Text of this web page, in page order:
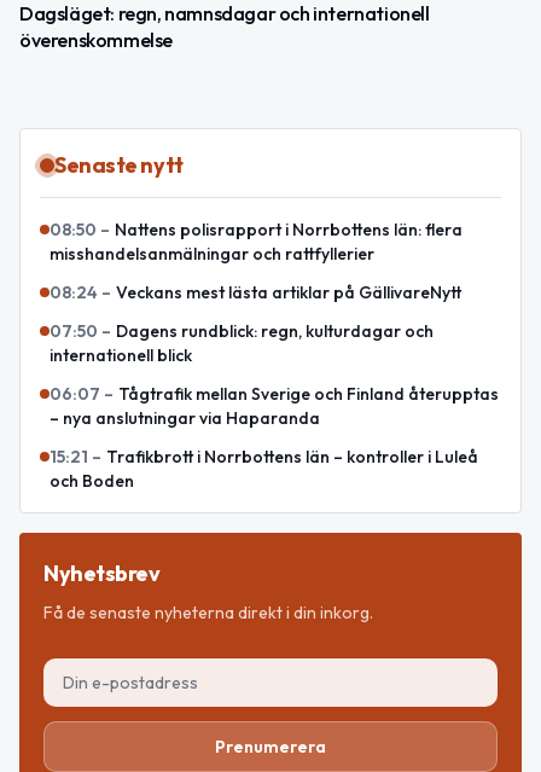
Dagsläget: regn, namnsdagar och internationell
överenskommelse
Senaste nytt
08:50 – Nattens polisrapport i Norrbottens län: flera
misshandelsanmälningar och rattfyllerier
08:24 – Veckans mest lästa artiklar på GällivareNytt
07:50 – Dagens rundblick: regn, kulturdagar och
internationell blick
06:07 – Tågtrafik mellan Sverige och Finland återupptas
– nya anslutningar via Haparanda
15:21 – Trafikbrott i Norrbottens län – kontroller i Luleå
och Boden
Nyhetsbrev
Få de senaste nyheterna direkt i din inkorg.
Prenumerera